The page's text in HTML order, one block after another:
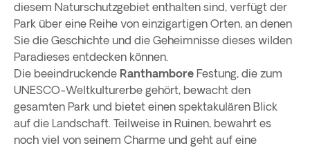
diesem Naturschutzgebiet enthalten sind, verfügt der
Park über eine Reihe von einzigartigen Orten, an denen
Sie die Geschichte und die Geheimnisse dieses wilden
Paradieses entdecken können.
Die beeindruckende Ranthambore Festung, die zum
UNESCO-Weltkulturerbe gehört, bewacht den
gesamten Park und bietet einen spektakulären Blick
auf die Landschaft. Teilweise in Ruinen, bewahrt es
noch viel von seinem Charme und geht auf eine